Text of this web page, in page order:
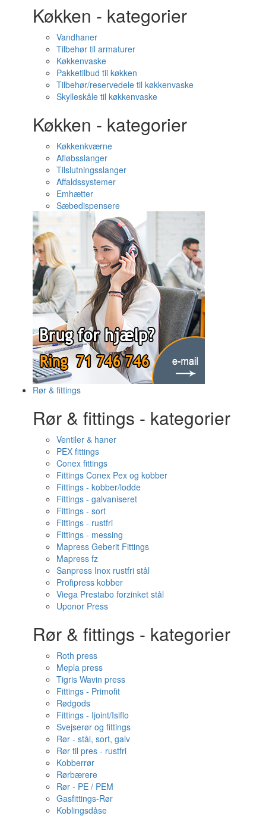
Køkken - kategorier
Vandhaner
Tilbehør til armaturer
Køkkenvaske
Pakketilbud til køkken
Tilbehør/reservedele til køkkenvaske
Skylleskåle til køkkenvaske
Køkken - kategorier
Køkkenkværne
Afløbsslanger
Tilslutningsslanger
Affaldssystemer
Emhætter
Sæbedispensere
Rør & fittings
Rør & fittings - kategorier
Ventiler & haner
PEX fittings
Conex fittings
Fittings Conex Pex og kobber
Fittings - kobber/lodde
Fittings - galvaniseret
Fittings - sort
Fittings - rustfri
Fittings - messing
Mapress Geberit Fittings
Mapress fz
Sanpress Inox rustfri stål
Profipress kobber
Viega Prestabo forzinket stål
Uponor Press
Rør & fittings - kategorier
Roth press
Mepla press
Tigris Wavin press
Fittings - Primofit
Rødgods
Fittings - Ijoint/Isiflo
Svejserør og fittings
Rør - stål, sort, galv
Rør til pres - rustfri
Kobberrør
Rørbærere
Rør - PE / PEM
Gasfittings-Rør
Koblingsdåse